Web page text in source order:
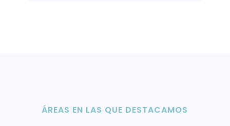
ÁREAS EN LAS QUE DESTACAMOS